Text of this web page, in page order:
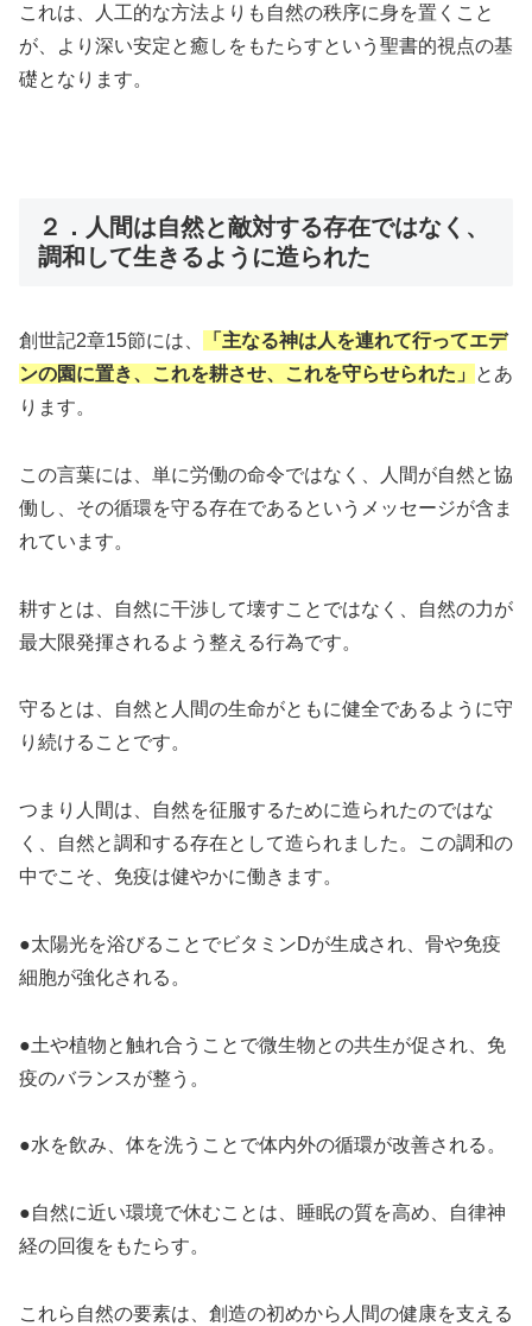
これは、人工的な方法よりも自然の秩序に身を置くこと
が、より深い安定と癒しをもたらすという聖書的視点の基
礎となります。
２．人間は自然と敵対する存在ではなく、
調和して生きるように造られた
創世記2章15節には、
「主なる神は人を連れて行ってエデ
ンの園に置き、これを耕させ、これを守らせられた」
とあ
ります。
この言葉には、単に労働の命令ではなく、人間が自然と協
働し、その循環を守る存在であるというメッセージが含ま
れています。
耕すとは、自然に干渉して壊すことではなく、自然の力が
最大限発揮されるよう整える行為です。
守るとは、自然と人間の生命がともに健全であるように守
り続けることです。
つまり人間は、自然を征服するために造られたのではな
く、自然と調和する存在として造られました。この調和の
中でこそ、免疫は健やかに働きます。
●太陽光を浴びることでビタミンDが生成され、骨や免疫
細胞が強化される。
●土や植物と触れ合うことで微生物との共生が促され、免
疫のバランスが整う。
●水を飲み、体を洗うことで体内外の循環が改善される。
●自然に近い環境で休むことは、睡眠の質を高め、自律神
経の回復をもたらす。
これら自然の要素は、創造の初めから人間の健康を支える